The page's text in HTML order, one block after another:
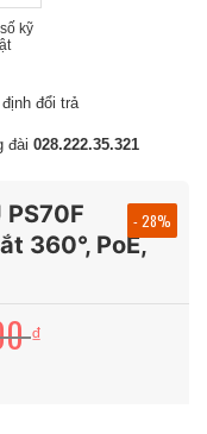
kỹ
đổi trả
đài 028.222.35.321
PS70F
360°, PoE,
₫
- 28%